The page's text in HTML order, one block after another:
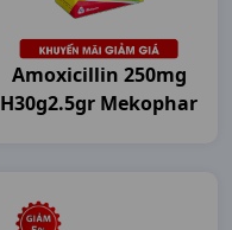
Amoxicillin 250mg
H30g2.5gr Mekophar